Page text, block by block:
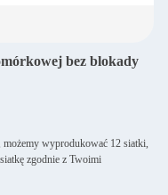
bez blokady
wyprodukować 12 siatki,
zgodnie z Twoimi